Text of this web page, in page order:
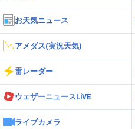
お天気ニュース
アメダス(実況天気)
雷レーダー
ウェザーニュースLiVE
ライブカメラ